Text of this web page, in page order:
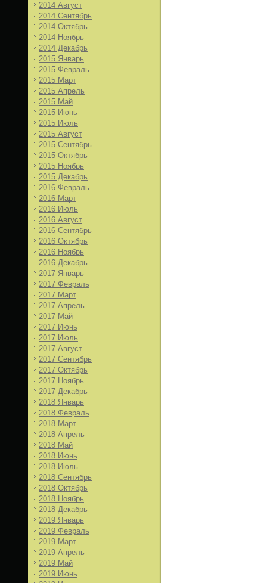
2014 Август
2014 Сентябрь
2014 Октябрь
2014 Ноябрь
2014 Декабрь
2015 Январь
2015 Февраль
2015 Март
2015 Апрель
2015 Май
2015 Июнь
2015 Июль
2015 Август
2015 Сентябрь
2015 Октябрь
2015 Ноябрь
2015 Декабрь
2016 Февраль
2016 Март
2016 Июль
2016 Август
2016 Сентябрь
2016 Октябрь
2016 Ноябрь
2016 Декабрь
2017 Январь
2017 Февраль
2017 Март
2017 Апрель
2017 Май
2017 Июнь
2017 Июль
2017 Август
2017 Сентябрь
2017 Октябрь
2017 Ноябрь
2017 Декабрь
2018 Январь
2018 Февраль
2018 Март
2018 Апрель
2018 Май
2018 Июнь
2018 Июль
2018 Сентябрь
2018 Октябрь
2018 Ноябрь
2018 Декабрь
2019 Январь
2019 Февраль
2019 Март
2019 Апрель
2019 Май
2019 Июнь